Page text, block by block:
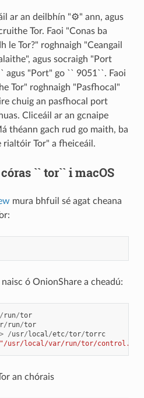
ar an deilbhín "⚙" ann, agus
Tor. Faoi "Conas ba
le Tor?" roghnaigh "Ceangail
agus socraigh "Port
agus "Port" go `` 9051``. Faoi
Tor" roghnaigh "Pasfhocal"
chuig an pasfhocal port
Cliceáil ar an gcnaipe
théann gach rud go maith, ba
Tor" a fheiceáil.
`` tor`` i macOS
mura bhfuil sé agat cheana
ó OnionShare a cheadú:
run/tor
/ run/tor
/usr/local /etc/tor/torrc
usr/local/var/run/tor/
an chórais